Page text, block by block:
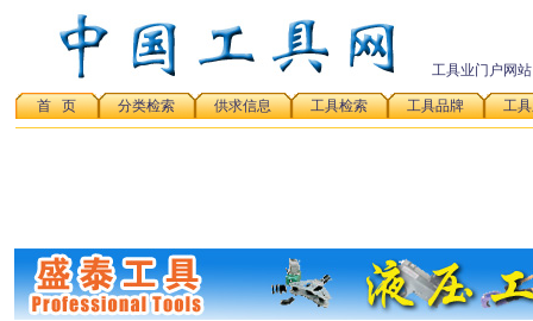
工具业门户网站
首 页 分类检索 供求信息 工具检索 工具品牌 工